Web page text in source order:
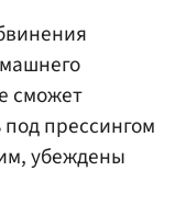
сможет
прессингом
убеждены